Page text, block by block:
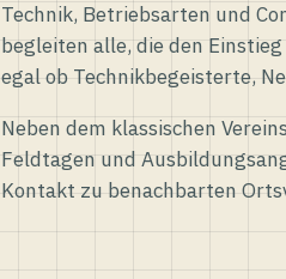
Technik, Betriebsarten und
begleiten alle, die den
egal ob Technikbegeisterte,
Neben dem klassischen
Feldtagen und
Kontakt zu benachbarten